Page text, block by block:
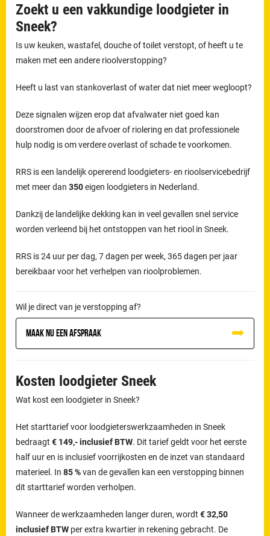
Zoekt u een vakkundige loodgieter in
Sneek?
Is uw keuken, wastafel, douche of toilet verstopt, of heeft u te
maken met een andere rioolverstopping?
Heeft u last van stankoverlast of water dat niet meer wegloopt?
Deze signalen wijzen erop dat afvalwater niet goed kan
doorstromen door de afvoer of riolering en dat professionele
hulp nodig is om verdere overlast of schade te voorkomen.
RRS is een landelijk opererend loodgieters- en rioolservicebedrijf
met meer dan350eigen loodgieters in Nederland.
Dankzij de landelijke dekking kan in veel gevallen snel service
worden verleend bij het ontstoppen van het riool in Sneek.
RRS is 24 uur per dag, 7 dagen per week, 365 dagen per jaar
bereikbaar voor het verhelpen van rioolproblemen.
Wil je direct van je verstopping af?
Maak nu een afspraak
Kosten loodgieter Sneek
Wat kost een loodgieter in Sneek?
Het starttarief voor loodgieterswerkzaamheden in Sneek
bedraagt€ 149,- inclusief BTW. Dit tarief geldt voor het eerste
half uur en is inclusief voorrijkosten en de inzet van standaard
materieel. In85 %van de gevallen kan een verstopping binnen
dit starttarief worden verholpen.
Wanneer de werkzaamheden langer duren, wordt€ 32,50
inclusief BTW per extra kwartier in rekening gebracht. De